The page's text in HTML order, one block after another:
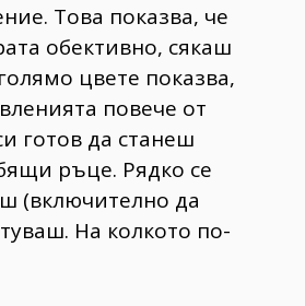
Това показва, че
обективно, сякаш
цвете показва,
повече от
готов да станеш
ръце. Рядко се
(включително да
На колкото по-